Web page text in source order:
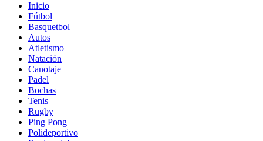
Inicio
Fútbol
Basquetbol
Autos
Atletismo
Natación
Canotaje
Padel
Bochas
Tenis
Rugby
Ping Pong
Polideportivo